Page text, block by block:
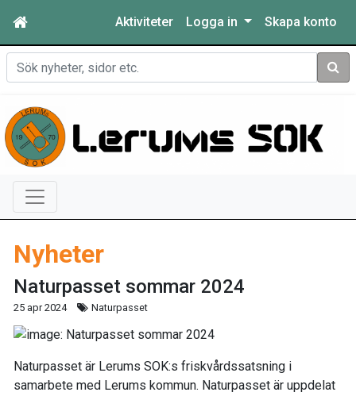
Aktiviteter Logga in Skapa konto
Sök
Nyheter
Naturpasset sommar 2024
25 apr 2024 Naturpasset
Naturpasset är Lerums SOK:s friskvårdssatsning i
samarbete med Lerums kommun. Naturpasset är uppdelat